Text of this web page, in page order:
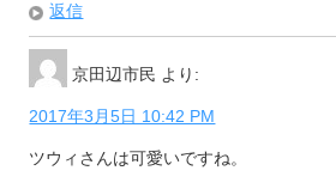
返信
京田辺市民 より:
2017年3月5日 10:42 PM
ツウィさんは可愛いですね。